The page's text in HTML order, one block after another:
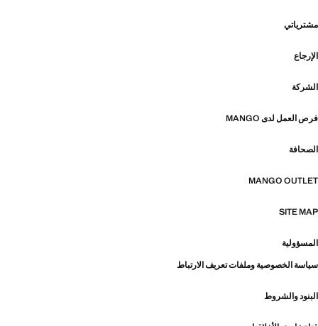
مشترياتي
الإرجاع
الشركة
فرص العمل لدى MANGO
الصحافة
MANGO OUTLET
SITE MAP
المسؤولية
سياسة الخصوصية وملفات تعريف الارتباط
البنود والشروط